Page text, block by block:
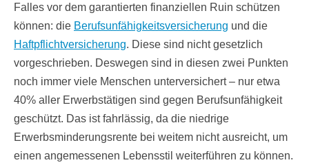
Falles vor dem garantierten finanziellen Ruin schützen
können: die Berufsunfähigkeitsversicherung und die
Haftpflichtversicherung. Diese sind nicht gesetzlich
vorgeschrieben. Deswegen sind in diesen zwei Punkten
noch immer viele Menschen unterversichert – nur etwa
40% aller Erwerbstätigen sind gegen Berufsunfähigkeit
geschützt. Das ist fahrlässig, da die niedrige
Erwerbsminderungsrente bei weitem nicht ausreicht, um
einen angemessenen Lebensstil weiterführen zu können.